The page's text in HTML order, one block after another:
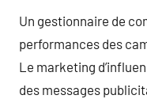
Un gestionnaire de
performances des
Le marketing
des messages